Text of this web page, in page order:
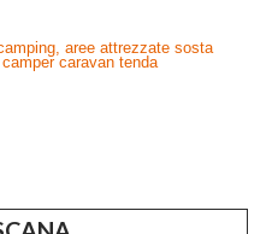
aree attrezzate sosta
caravan tenda